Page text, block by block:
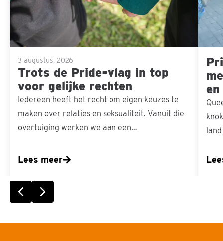
3 augustus, 2026
Trots de Pride-vlag in top
voor gelijke rechten
Iedereen heeft het recht om eigen keuzes te
maken over relaties en seksualiteit. Vanuit die
overtuiging werken we aan een…
Lees meer
top
voor
gelijke
rechten
en
Vorige slideVolgende slide